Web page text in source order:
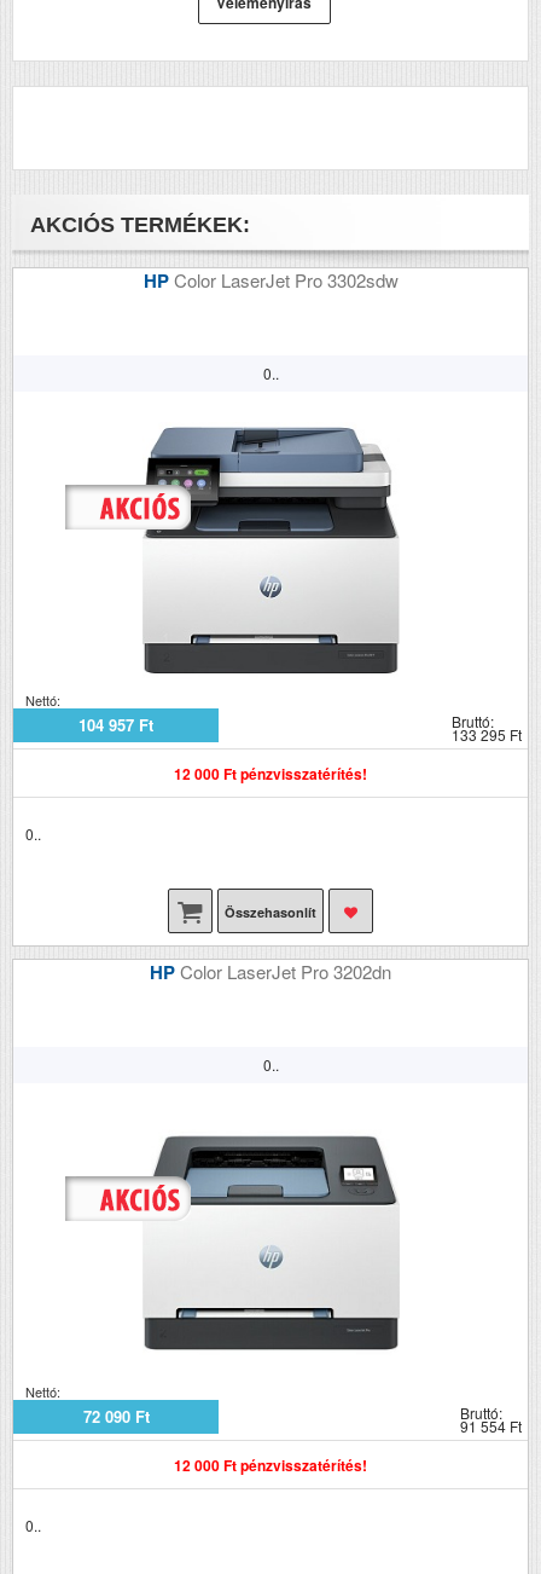
Pendrive, USB vagy
csatlakoztatott
számítógép,
Méretek (ma x szé x mé mm)
739.1 x 558.8 x
578.4
AKCIÓS TERMÉKEK:
HPColor LaserJet Pro 3302sdw
0..
Nettó:
104 957 Ft Bruttó:
133 295 Ft
12 000 Ft pénzvisszatérítés!
0..
Összehasonlít
HPColor LaserJet Pro 3202dn
0..
Nettó:
72 090 Ft Bruttó:
91 554 Ft
12 000 Ft pénzvisszatérítés!
0..